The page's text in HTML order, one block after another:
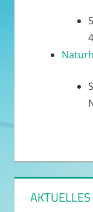
AKTUELLES